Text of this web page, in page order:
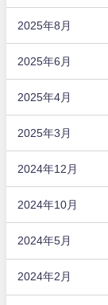
2025年8月
2025年6月
2025年4月
2025年3月
2024年12月
2024年10月
2024年5月
2024年2月